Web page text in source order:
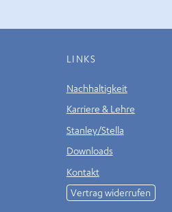
LINKS
Nachhaltigkeit
Karriere & Lehre
Stanley/Stella
Downloads
Kontakt
Vertrag widerrufen